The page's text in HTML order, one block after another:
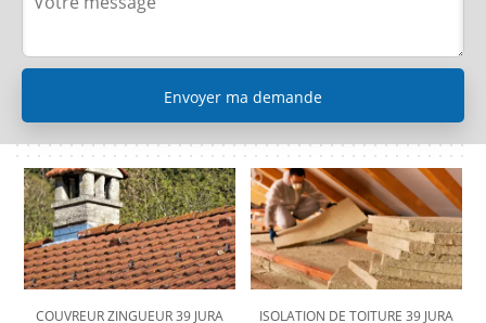
COUVREUR ZINGUEUR 39 JURA ISOLATION DE TOITURE 39 JURA